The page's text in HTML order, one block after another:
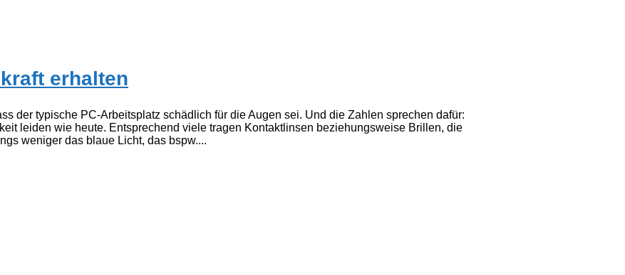
erhalten
der typische PC-Arbeitsplatz schädlich für die Augen sei. Und die Zahlen sprechen dafür:
leiden wie heute. Entsprechend viele tragen Kontaktlinsen beziehungsweise Brillen, die
weniger das blaue Licht, das bspw....